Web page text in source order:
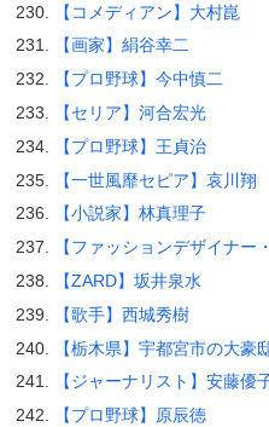
【コメディアン】大村崑
【画家】絹谷幸二
【プロ野球】今中慎二
【セリア】河合宏光
【プロ野球】王貞治
【一世風靡セピア】哀川翔
【小説家】林真理子
【ファッションデザイナー
【ZARD】坂井泉水
【歌手】西城秀樹
【栃木県】宇都宮市の大豪
【ジャーナリスト】安藤優
【プロ野球】原辰徳